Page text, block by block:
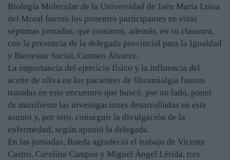
Biología Molecular de la Universidad de Jaén María Luisa
del Moral fueron los ponentes participantes en estas
séptimas jornadas, que contaron, además, en su clausura,
con la presencia de la delegada provincial para la Igualdad
y Bienestar Social, Carmen Álvarez.
La importancia del ejercicio físico y la influencia del
aceite de oliva en los pacientes de fibromialgia fueron
tratadas en este encuentro que buscó, por un lado, poner
de manifiesto las investigaciones desarrolladas en este
asunto y, por otro, conseguir la divulgación de la
enfermedad, según apuntó la delegada.
En las jornadas, Rueda agradeció el trabajo de Vicente
Castro, Carolina Campos y Miguel Ángel Lérida, tres